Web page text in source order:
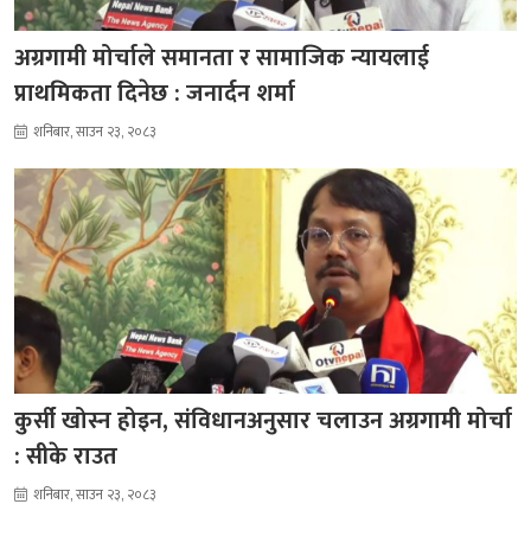
अग्रगामी मोर्चाले समानता र सामाजिक न्यायलाई
प्राथमिकता दिनेछ : जनार्दन शर्मा
शनिबार, साउन २३, २०८३
कुर्सी खोस्न होइन, संविधानअनुसार चलाउन अग्रगामी मोर्चा
: सीके राउत
शनिबार, साउन २३, २०८३